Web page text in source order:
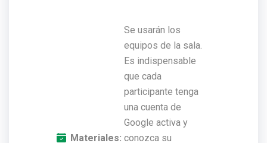
Materiales:
Se usarán los
equipos de la sala.
Es indispensable
que cada
participante tenga
una cuenta de
Google activa y
conozca su